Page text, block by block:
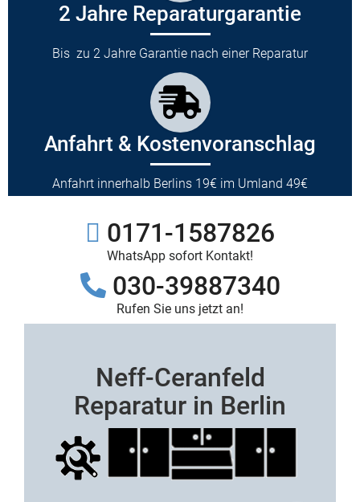
2 Jahre Reparaturgarantie
Bis zu 2 Jahre Garantie nach einer Reparatur
Anfahrt & Kostenvoranschlag
Anfahrt innerhalb Berlins 19€ im Umland 49€
0171-1587826
WhatsApp sofort Kontakt!
030-39887340
Rufen Sie uns jetzt an!
Neff-Ceranfeld
Reparatur in Berlin